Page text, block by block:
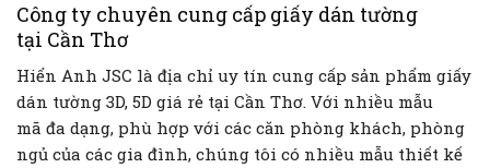
Công ty chuyên cung cấp giấy dán tường
tại Cần Thơ
Hiển Anh JSC là địa chỉ uy tín cung cấp sản phẩm giấy
dán tường 3D, 5D giá rẻ tại Cần Thơ. Với nhiều mẫu
mã đa dạng, phù hợp với các căn phòng khách, phòng
ngủ của các gia đình, chúng tôi có nhiều mẫu thiết kế